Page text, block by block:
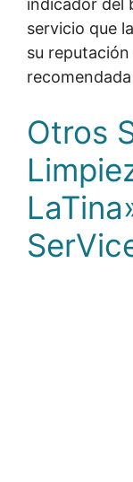
indicador del
servicio que
su
Otros